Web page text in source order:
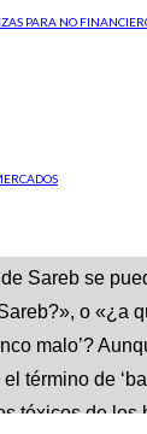
PARA NO
social
como
importe
en los
acuerdo con
de la entidad
activos. De
la vivienda
Sareb se
o «¿a
malo’?
término de
tóxicos de